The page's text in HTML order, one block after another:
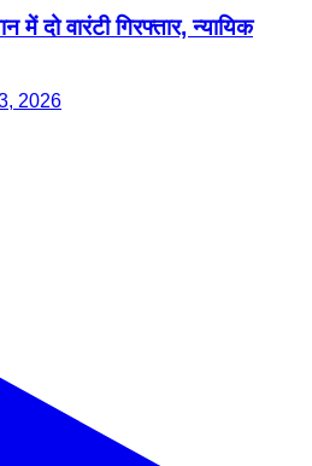
दो वारंटी गिरफ्तार, न्यायिक
2026